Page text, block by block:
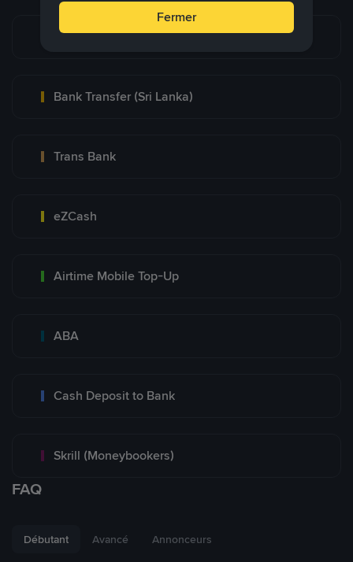
Bank Transfer
Bank Transfer (Sri Lanka)
Trans Bank
eZCash
Airtime Mobile Top-Up
ABA
Cash Deposit to Bank
Skrill (Moneybookers)
FAQ
Débutant Avancé Annonceurs
Fermer